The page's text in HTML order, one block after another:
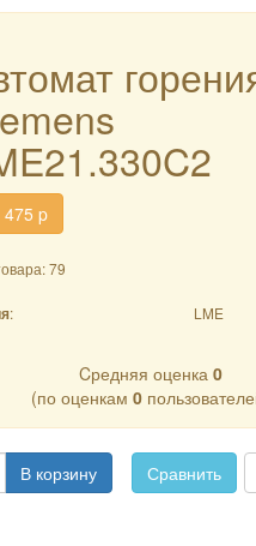
475 p
79
: LME
Cредняя оценка0
(по оценкам0
В корзину Сравнить